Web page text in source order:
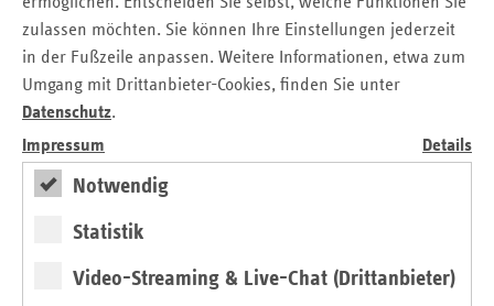
zulassen möchten. Sie können Ihre Einstellungen jederzeit
in der Fußzeile anpassen. Weitere Informationen, etwa zum
Umgang mit Drittanbieter-Cookies, finden Sie unter
Datenschutz.
Impressum
Details
Notwendig
Statistik
Video-Streaming & Live-Chat (Drittanbieter)